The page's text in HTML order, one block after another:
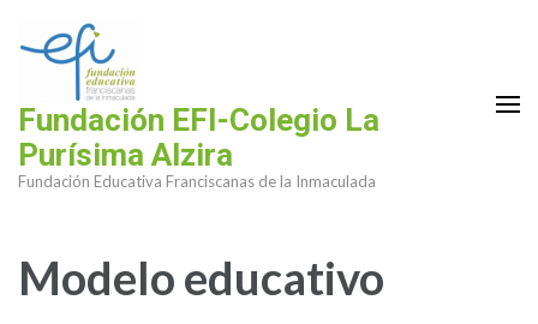
contenido
(presiona
tecla
Fundación EFI-Colegio La
Purísima Alzira
Fundación Educativa Franciscanas de la Inmaculada
Modelo educativo